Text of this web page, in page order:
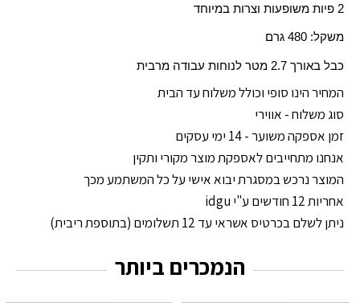
2 פיות משופעות וצרות במיוחד
משקל: 480 גרם
כבל באורך 2.7 מטר לנוחות עבודה מרבית
המחיר הינו סופי וכולל משלוח עד הבית
סוג משלוח - אווירי
זמן אספקה משוער - 14 ימי עסקים
אנחנו מתחייבים לאספקת מוצר מקורי ותקין
המוצר נרכש במסגרת יבוא אישי על כל המשתמע מכך
אחריות 12 חודשים ע"י idgu
ניתן לשלם בכרטיס אשראי עד 12 תשלומים (בתוספת ריבית)
הנמכרים ביותר